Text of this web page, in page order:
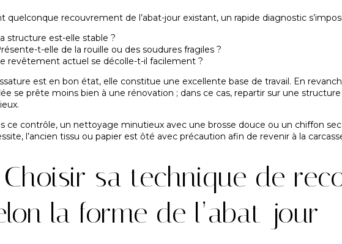
quelconque recouvrement de l’abat-jour existant, un rapide diagnostic
structure est-elle stable ?
t-elle de la rouille ou des soudures fragiles ?
revêtement actuel se décolle-t-il facilement ?
est en bon état, elle constitue une excellente base de travail. En
se prête moins bien à une rénovation ; dans ce cas, repartir sur une
ce contrôle, un nettoyage minutieux avec une brosse douce ou un chiffon
l’ancien tissu ou papier est ôté avec précaution afin de revenir à la
Choisir sa technique de
la forme de l’abat-jour